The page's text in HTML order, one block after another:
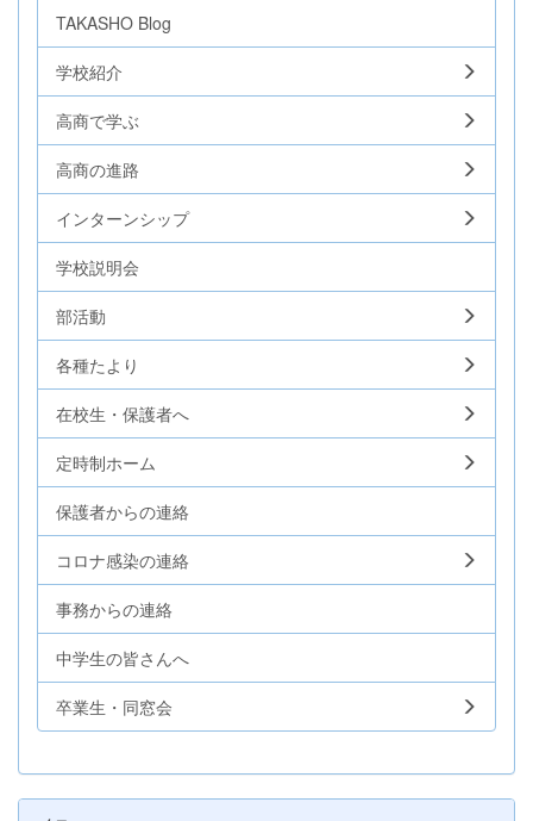
TAKASHO Blog
学校紹介
高商で学ぶ
高商の進路
インターンシップ
学校説明会
部活動
各種たより
在校生・保護者へ
定時制ホーム
保護者からの連絡
コロナ感染の連絡
事務からの連絡
中学生の皆さんへ
卒業生・同窓会